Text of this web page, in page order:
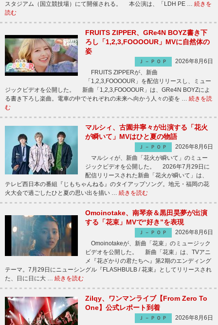
スタジアム（国立競技場）にて開催される。 本公演は、「LDH PE … 続きを
読む
FRUITS ZIPPER、GRe4N BOYZ書き下
ろし「1,2,3,FOOOOUR」MVに自然体の
姿
Ｊ－ＰＯＰ
2026年8月6日
FRUITS ZIPPERが、新曲
「1,2,3,FOOOOUR」を配信リリースし、ミュー
ジックビデオを公開した。 新曲「1,2,3,FOOOOUR」は、GRe4N BOYZによ
る書き下ろし楽曲。電車の中でそれぞれの未来へ向かう人々の姿を … 続きを読
む
マルシィ、古園井寧々が出演する「花火
が瞬いて」MVはひと夏の物語
Ｊ－ＰＯＰ
2026年8月6日
マルシィが、新曲「花火が瞬いて」のミュー
ジックビデオを公開した。 2026年7月29日に
配信リリースされた新曲「花火が瞬いて」は、
テレビ西日本の番組『じもちゃんねる』のタイアップソング。地元・福岡の花
火大会で過ごしたひと夏の思い出を描い … 続きを読む
Omoinotake、南琴奈＆黒田昊夢が出演
する「花束」MVで“好き”を表現
Ｊ－ＰＯＰ
2026年8月6日
Omoinotakeが、新曲「花束」のミュージック
ビデオを公開した。 新曲「花束」は、TVアニ
メ『花ざかりの君たちへ』第2期のエンディング
テーマ。7月29日にニューシングル『FLASHBULB / 花束』としてリリースされ
た、日に日に大 … 続きを読む
Zilqy、ワンマンライブ【From Zero To
One】公式レポート到着
Ｊ－ＰＯＰ
2026年8月6日